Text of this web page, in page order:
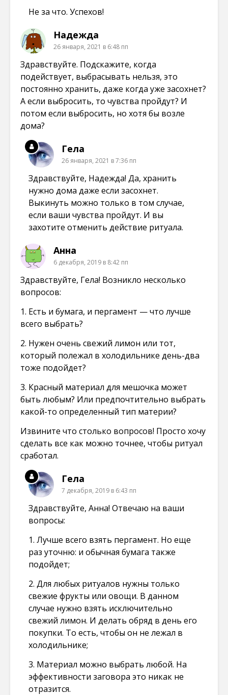
Не за что. Успехов!
Надежда
26 января, 2021 в 6:48 пп
Здравствуйте. Подскажите, когда
подействует, выбрасывать нельзя, это
постоянно хранить, даже когда уже засохнет?
А если выбросить, то чувства пройдут? И
потом если выбросить, но хотя бы возле
дома?
Гела
26 января, 2021 в 7:36 пп
Здравствуйте, Надежда! Да, хранить
нужно дома даже если засохнет.
Выкинуть можно только в том случае,
если ваши чувства пройдут. И вы
захотите отменить действие ритуала.
Анна
6 декабря, 2019 в 8:42 пп
Здравствуйте, Гела! Возникло несколько
вопросов:
1. Есть и бумага, и пергамент — что лучше
всего выбрать?
2. Нужен очень свежий лимон или тот,
который полежал в холодильнике день-два
тоже подойдет?
3. Красный материал для мешочка может
быть любым? Или предпочтительно выбрать
какой-то определенный тип материи?
Извините что столько вопросов! Просто хочу
сделать все как можно точнее, чтобы ритуал
сработал.
Гела
7 декабря, 2019 в 6:43 пп
Здравствуйте, Анна! Отвечаю на ваши
вопросы:
1. Лучше всего взять пергамент. Но еще
раз уточню: и обычная бумага также
подойдет;
2. Для любых ритуалов нужны только
свежие фрукты или овощи. В данном
случае нужно взять исключительно
свежий лимон. И делать обряд в день его
покупки. То есть, чтобы он не лежал в
холодильнике;
3. Материал можно выбрать любой. На
эффективности заговора это никак не
отразится.